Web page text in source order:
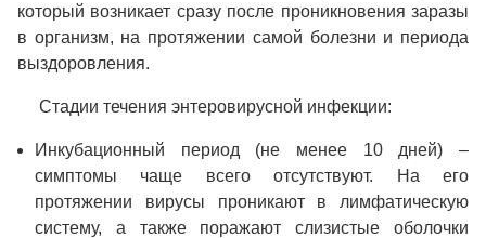
который возникает сразу после проникновения заразы
в организм, на протяжении самой болезни и периода
выздоровления.
Стадии течения энтеровирусной инфекции:
Инкубационный период (не менее 10 дней) –
симптомы чаще всего отсутствуют. На его
протяжении вирусы проникают в лимфатическую
систему, а также поражают слизистые оболочки